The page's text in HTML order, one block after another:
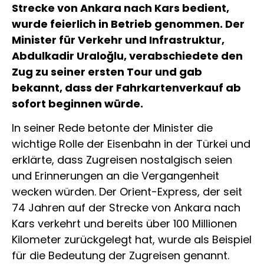
Strecke von Ankara nach Kars bedient,
wurde feierlich in Betrieb genommen. Der
Minister für Verkehr und Infrastruktur,
Abdulkadir Uraloğlu, verabschiedete den
Zug zu seiner ersten Tour und gab
bekannt, dass der Fahrkartenverkauf ab
sofort beginnen würde.
In seiner Rede betonte der Minister die
wichtige Rolle der Eisenbahn in der Türkei und
erklärte, dass Zugreisen nostalgisch seien
und Erinnerungen an die Vergangenheit
wecken würden. Der Orient-Express, der seit
74 Jahren auf der Strecke von Ankara nach
Kars verkehrt und bereits über 100 Millionen
Kilometer zurückgelegt hat, wurde als Beispiel
für die Bedeutung der Zugreisen genannt.